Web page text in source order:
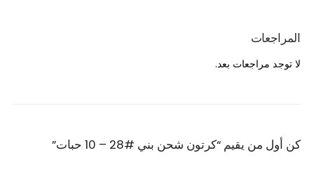
المراجعات
لا توجد مراجعات بعد.
كن أول من يقيم “كرتون شحن بني #28 – 10 حبات”